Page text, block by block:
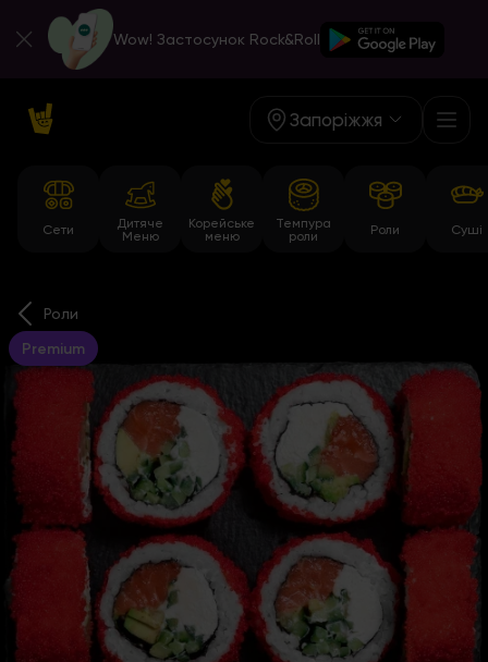
Wow! Застосунок Rock&Roll
Запоріжжя
Сети
Дитяче
Меню
Корейське
меню
Темпура
роли
Роли Суші
Роли
Premium